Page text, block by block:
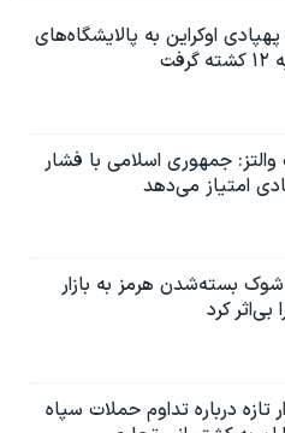
اوکراین به پالایشگاه‌های
جمهوری اسلامی با فشار
امتیاز می‌دهد
بسته‌شدن هرمز به بازار
بی‌اثر کرد
تازه درباره تداوم حملات سپاه